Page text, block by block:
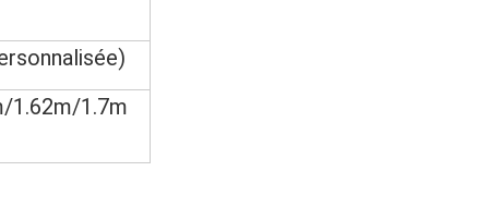
1.62m/1.7m